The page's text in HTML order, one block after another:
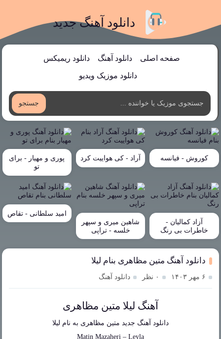
دانلود آهنگ جدید
صفحه اصلی دانلود آهنگ دانلود ریمیکس
دانلود موزیک ویدیو
جستجو
کوروش - فیانسه آراد - کی هواییت کرد
پوری و مهیار - برای
تو
آزاد کمالیان -
خاطرات بی رنگ
شاهین میری و سپهر
خلسه - تراپی
امید سلطانی - تقاص
دانلود آهنگ متین مظاهری بنام لیلا
۶ مهر ۱۴۰۳ ۰ نظر دانلود آهنگ
آهنگ لیلا متین مظاهری
دانلود آهنگ جدید متین مظاهری به نام لیلا
Matin Mazaheri – Leyla